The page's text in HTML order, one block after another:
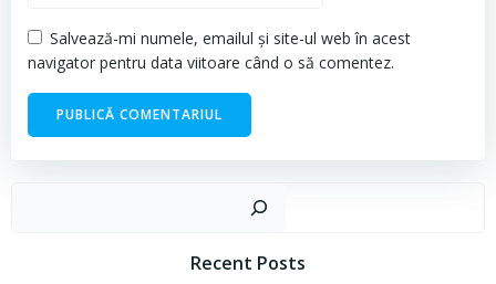
Salvează-mi numele, emailul și site-ul web în acest
navigator pentru data viitoare când o să comentez.
Recent Posts